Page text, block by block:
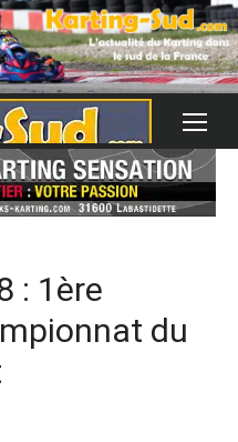
: 1ère
du